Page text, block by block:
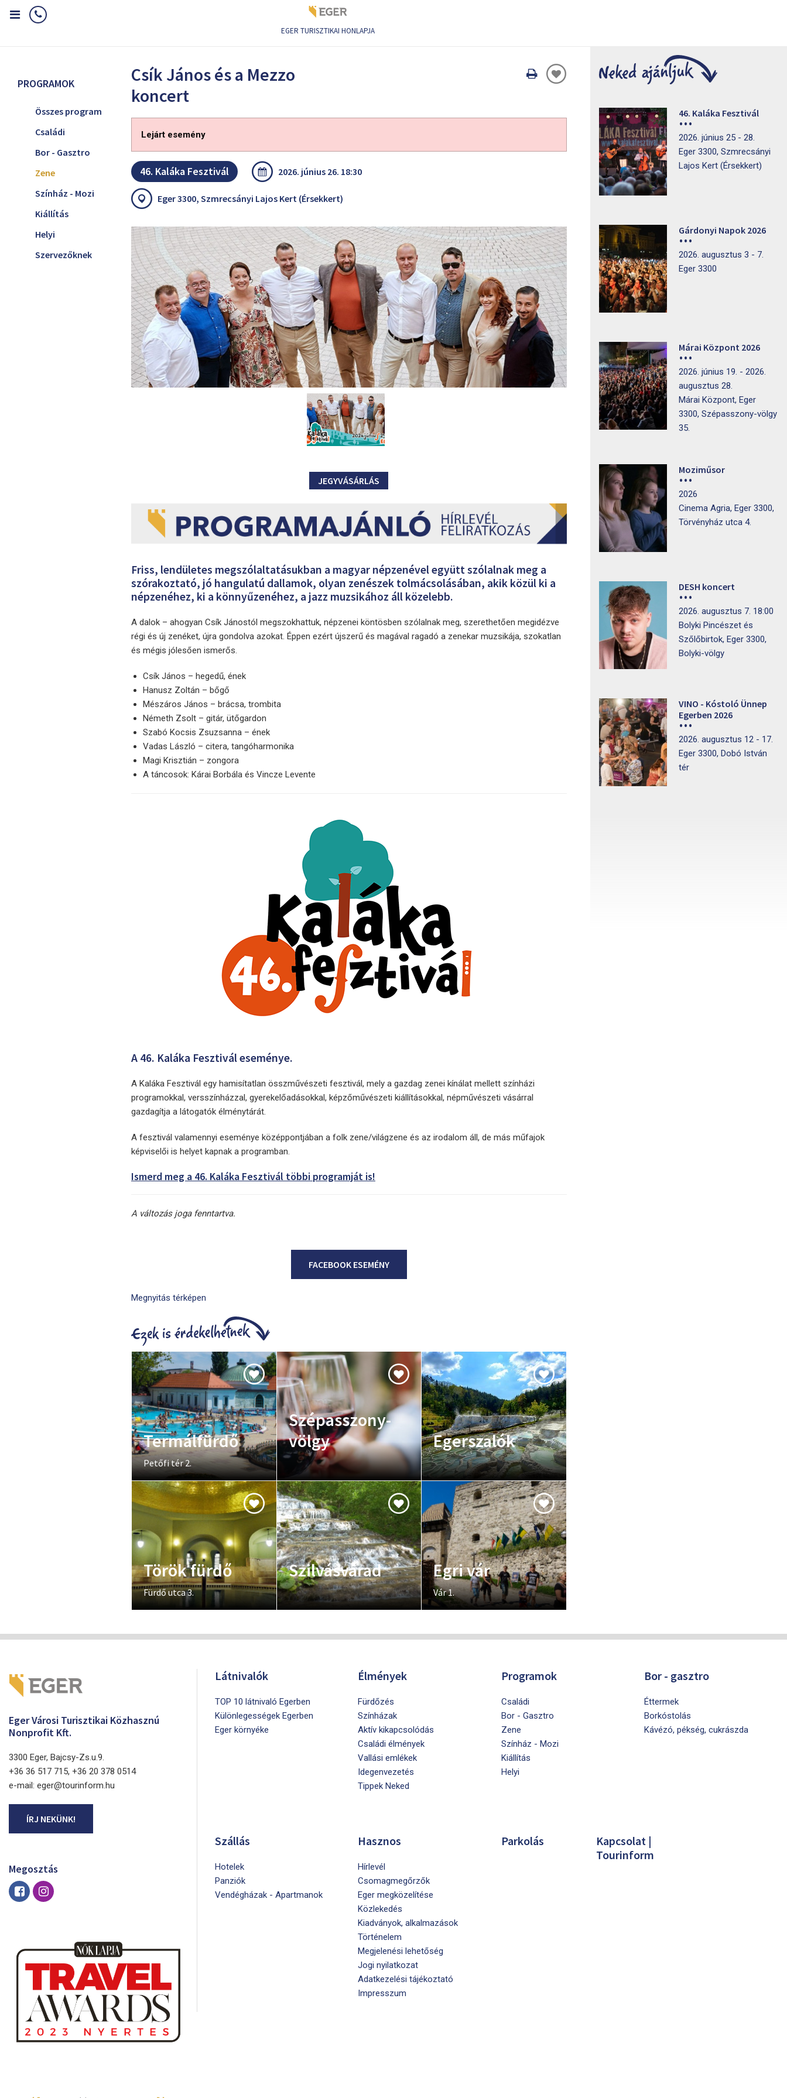
EGER TURISZTIKAI HONLAPJA
PROGRAMOK
Összes program
Családi
Bor - Gasztro
Zene
Színház - Mozi
Kiállítás
Helyi
Szervezőknek
Csík János és a Mezzo
koncert
Oldal
Lejárt esemény
46. Kaláka Fesztivál 2026. június 26. 18:30
Eger 3300, Szmrecsányi Lajos Kert (Érsekkert)
JEGYVÁSÁRLÁS
Friss, lendületes megszólaltatásukban a magyar népzenével együtt szólalnak meg a
szórakoztató, jó hangulatú dallamok, olyan zenészek tolmácsolásában, akik közül ki a
népzenéhez, ki a könnyűzenéhez, a jazz muzsikához áll közelebb.
A dalok – ahogyan Csík Jánostól megszokhattuk, népzenei köntösben szólalnak meg, szerethetően megidézve
régi és új zenéket, újra gondolva azokat. Éppen ezért újszerű és magával ragadó a zenekar muzsikája, szokatlan
és mégis jólesően ismerős.
Csík János – hegedű, ének
Hanusz Zoltán – bőgő
Mészáros János – brácsa, trombita
Németh Zsolt – gitár, ütőgardon
Szabó Kocsis Zsuzsanna – ének
Vadas László – citera, tangóharmonika
Magi Krisztián – zongora
A táncosok: Kárai Borbála és Vincze Levente
A 46. Kaláka Fesztivál eseménye.
A Kaláka Fesztivál egy hamisítatlan összművészeti fesztivál, mely a gazdag zenei kínálat mellett színházi
programokkal, versszínházzal, gyerekelőadásokkal, képzőművészeti kiállításokkal, népművészeti vásárral
gazdagítja a látogatók élménytárát.
A fesztivál valamennyi eseménye középpontjában a folk zene/világzene és az irodalom áll, de más műfajok
képviselői is helyet kapnak a programban.
Ismerd meg a 46. Kaláka Fesztivál többi programját is!
A változás joga fenntartva.
FACEBOOK ESEMÉNY
Megnyitás térképen
Termálfürdő
Petőfi tér 2.
Szépasszony-
völgy
Egerszalók
Török fürdő
Fürdő utca 3.
Szilvásvárad Egri vár
Vár 1.
46. Kaláka Fesztivál
2026. június 25 - 28.
Eger 3300, Szmrecsányi
Lajos Kert (Érsekkert)
Gárdonyi Napok 2026
2026. augusztus 3 - 7.
Eger 3300
Márai Központ 2026
2026. június 19. - 2026.
augusztus 28.
Márai Központ, Eger
3300, Szépasszony-völgy
35.
Moziműsor
2026
Cinema Agria, Eger 3300,
Törvényház utca 4.
DESH koncert
2026. augusztus 7. 18:00
Bolyki Pincészet és
Szőlőbirtok, Eger 3300,
Bolyki-völgy
VINO - Kóstoló Ünnep
Egerben 2026
2026. augusztus 12 - 17.
Eger 3300, Dobó István
tér
Eger Városi Turisztikai Közhasznú
Nonprofit Kft.
3300 Eger, Bajcsy-Zs.u.9.
+36 36 517 715, +36 20 378 0514
e-mail: eger@tourinform.hu
ÍRJ NEKÜNK!
Megosztás
Látnivalók
TOP 10 látnivaló Egerben
Különlegességek Egerben
Eger környéke
Élmények
Fürdőzés
Színházak
Aktív kikapcsolódás
Családi élmények
Vallási emlékek
Idegenvezetés
Tippek Neked
Programok
Családi
Bor - Gasztro
Zene
Színház - Mozi
Kiállítás
Helyi
Bor - gasztro
Éttermek
Borkóstolás
Kávézó, pékség, cukrászda
Szállás
Hotelek
Panziók
Vendégházak - Apartmanok
Hasznos
Hírlevél
Csomagmegőrzők
Eger megközelítése
Közlekedés
Kiadványok, alkalmazások
Történelem
Megjelenési lehetőség
Jogi nyilatkozat
Adatkezelési tájékoztató
Impresszum
Parkolás
Kapcsolat |
Tourinform